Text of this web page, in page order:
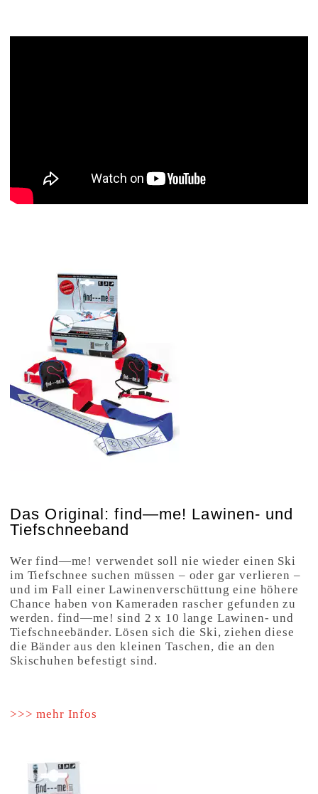
Das Original: find—me! Lawinen- und
Tiefschneeband
Wer find—me! verwendet soll nie wieder einen Ski
im Tiefschnee suchen müssen – oder gar verlieren –
und im Fall einer Lawinenverschüttung eine höhere
Chance haben von Kameraden rascher gefunden zu
werden. find—me! sind 2 x 10 lange Lawinen- und
Tiefschneebänder. Lösen sich die Ski, ziehen diese
die Bänder aus den kleinen Taschen, die an den
Skischuhen befestigt sind.
>>> mehr Infos